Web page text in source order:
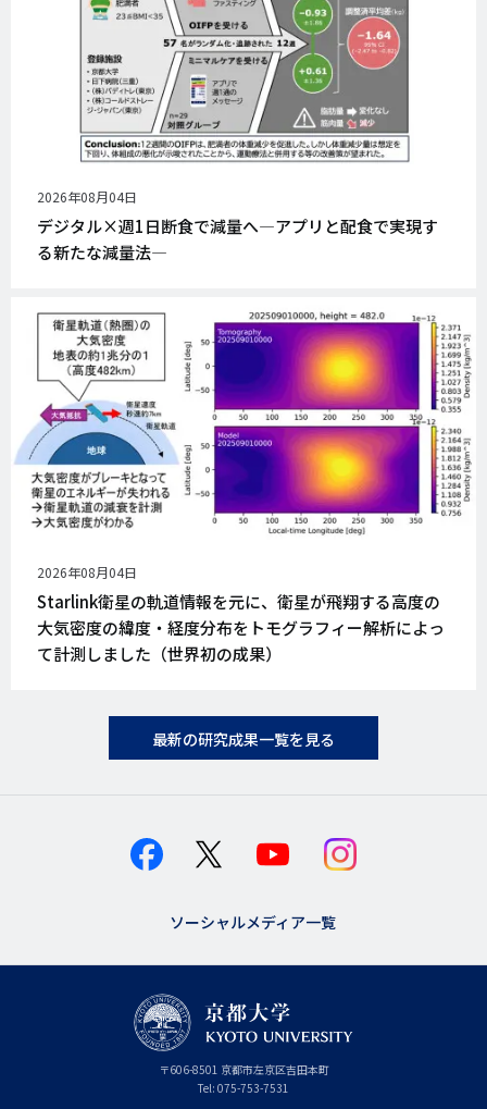
公
開
日
2026年08月04日
デジタル×週1日断食で減量へ―アプリと配食で実現す
る新たな減量法―
公
開
日
2026年08月04日
Starlink衛星の軌道情報を元に、衛星が飛翔する高度の
大気密度の緯度・経度分布をトモグラフィー解析によっ
て計測しました（世界初の成果）
最新の研究成果一覧を見る
ソーシャルメディア一覧
〒606-8501 京
都
府
京都市左京区吉田本町
Tel: 075-753-7531